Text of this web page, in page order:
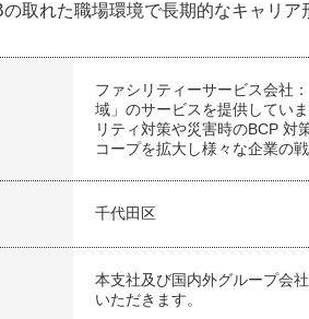
の取れた職場環境で長期的なキャリア
ファシリティーサービス会社
域」のサービスを提供してい
リティ対策や災害時のBCP 対
コープを拡大し様々な企業の
千代田区
本支社及び国内外グループ会
いただきます。